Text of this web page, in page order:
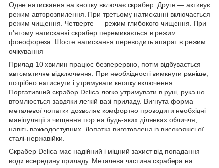
Одне натискання на кнопку включає скрабер. Друге — активує
режим авторозпилення. При третьому натисканні включається
режим чищення. Четверте — режим глибокого чищення. При
п'ятому натисканні скрабер перемикається в режим
фонофореза. Шосте натискання переводить апарат в режим
очікування.
Прилад 10 хвилин працює безперервно, потім відбувається
автоматичне відключення. При необхідності вимкнути раніше,
потрібно натиснути і утримувати кнопку включення.
Портативний скрабер Delica легко утримувати в руці, рука не
втомлюється завдяки легкій вазі приладу. Вигнута форма
металевої лопатки дозволяє комфортно проводити необхідні
маніпуляції з чищення пор на будь-яких ділянках обличчя,
навіть важкодоступних. Лопатка виготовлена із високоякісної
сталі-нержавійки.
Скрабер Delica має надійний і міцний захист від попадання
води всередину приладу. Металева частина скрабера на